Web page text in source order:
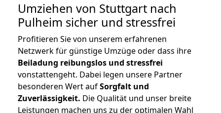
Umziehen von Stuttgart nach
Pulheim sicher und stressfrei
Profitieren Sie von unserem erfahrenen
Netzwerk für günstige Umzüge oder dass ihre
Beiladung reibungslos und stressfrei
vonstattengeht. Dabei legen unsere Partner
besonderen Wert aufSorgfalt und
Zuverlässigkeit. Die Qualität und unser breite
Leistungen machen uns zu der optimalen Wahl